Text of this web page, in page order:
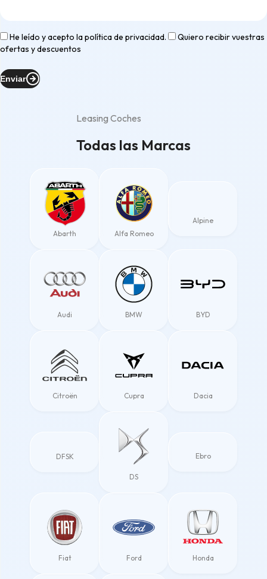
He leído y acepto lapolítica de privacidad.
Quiero recibir vuestras
ofertas y descuentos
Enviar
Leasing Coches
Todas las Marcas
Abarth Alfa Romeo
Alpine
Audi BMW BYD
Citroën Cupra Dacia
DFSK
DS
Ebro
Fiat Ford Honda